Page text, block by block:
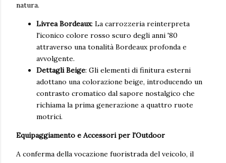
natura.
Livrea Bordeaux: La carrozzeria reinterpreta
l'iconico colore rosso scuro degli anni '80
attraverso una tonalità Bordeaux profonda e
avvolgente.
Dettagli Beige: Gli elementi di finitura esterni
adottano una colorazione beige, introducendo un
contrasto cromatico dal sapore nostalgico che
richiama la prima generazione a quattro ruote
motrici.
Equipaggiamento e Accessori per l'Outdoor
A conferma della vocazione fuoristrada del veicolo, il